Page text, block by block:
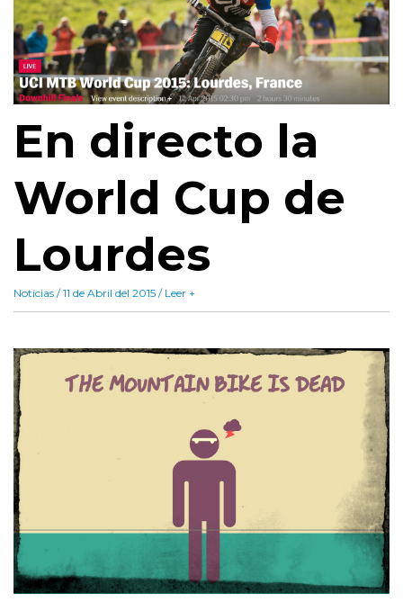
En directo la
World Cup de
Lourdes
Noticias / 11 de Abril del 2015 / Leer +